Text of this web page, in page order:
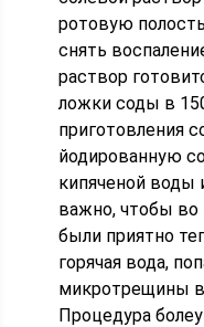
ротовую
снять
раствор
ложки соды в
приготовления
йодированную
кипяченой воды
важно, чтобы во
были приятно
горячая вода,
микротрещины в
Процедура